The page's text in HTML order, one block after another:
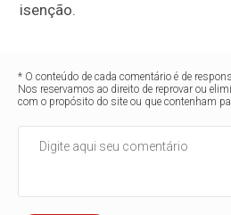
isenção.
* O conteúdo de cada comentário é de
Nos reservamos ao direito de reprovar ou
com o propósito do site ou que contenham